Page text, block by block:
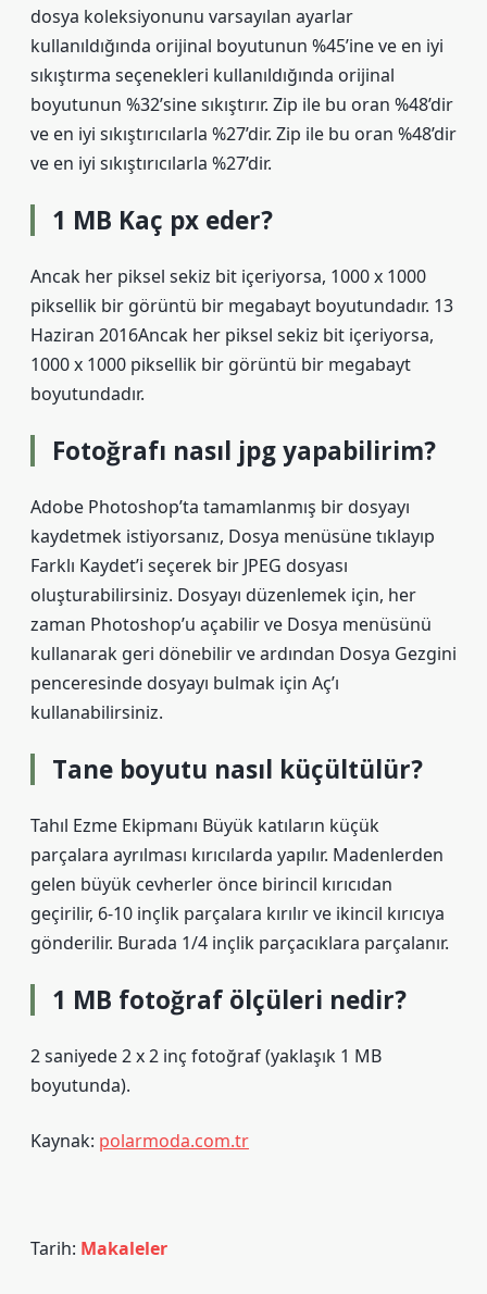
dosya koleksiyonunu varsayılan ayarlar
kullanıldığında orijinal boyutunun %45’ine ve en iyi
sıkıştırma seçenekleri kullanıldığında orijinal
boyutunun %32’sine sıkıştırır. Zip ile bu oran %48’dir
ve en iyi sıkıştırıcılarla %27’dir. Zip ile bu oran %48’dir
ve en iyi sıkıştırıcılarla %27’dir.
1 MB Kaç px eder?
Ancak her piksel sekiz bit içeriyorsa, 1000 x 1000
piksellik bir görüntü bir megabayt boyutundadır. 13
Haziran 2016Ancak her piksel sekiz bit içeriyorsa,
1000 x 1000 piksellik bir görüntü bir megabayt
boyutundadır.
Fotoğrafı nasıl jpg yapabilirim?
Adobe Photoshop’ta tamamlanmış bir dosyayı
kaydetmek istiyorsanız, Dosya menüsüne tıklayıp
Farklı Kaydet’i seçerek bir JPEG dosyası
oluşturabilirsiniz. Dosyayı düzenlemek için, her
zaman Photoshop’u açabilir ve Dosya menüsünü
kullanarak geri dönebilir ve ardından Dosya Gezgini
penceresinde dosyayı bulmak için Aç’ı
kullanabilirsiniz.
Tane boyutu nasıl küçültülür?
Tahıl Ezme Ekipmanı Büyük katıların küçük
parçalara ayrılması kırıcılarda yapılır. Madenlerden
gelen büyük cevherler önce birincil kırıcıdan
geçirilir, 6-10 inçlik parçalara kırılır ve ikincil kırıcıya
gönderilir. Burada 1/4 inçlik parçacıklara parçalanır.
1 MB fotoğraf ölçüleri nedir?
2 saniyede 2 x 2 inç fotoğraf (yaklaşık 1 MB
boyutunda).
Kaynak: polarmoda.com.tr
Tarih: Makaleler